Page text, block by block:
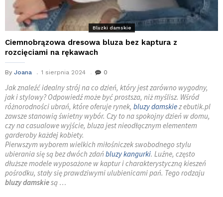
Bluzki damskie
Ciemnobrązowa dresowa bluza bez kaptura z
rozcięciami na rękawach
By Joana 1 sierpnia 2024 0
Jak znaleźć idealny strój na co dzień, który jest zarówno wygodny,
jak i stylowy? Odpowiedź może być prostsza, niż myślisz. Wśród
różnorodności ubrań, które oferuje rynek, bluzy damskiez ebutik.pl
zawsze stanowią świetny wybór. Czy to na spokojny dzień w domu,
czy na casualowe wyjście, bluza jest nieodłącznym elementem
garderoby każdej kobiety.
Pierwszym wyborem wielkich miłośniczek swobodnego stylu
ubierania się są bez dwóch zdańbluzy kangurki. Luźne, często
dłuższe modele wyposażone w kaptur i charakterystyczną kieszeń
pośrodku, stały się prawdziwymi ulubienicami pań. Tego rodzaju
bluzy damskiesą …